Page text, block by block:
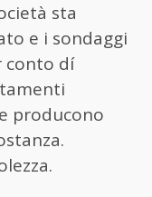
sta
e i sondaggi
conto dí
producono